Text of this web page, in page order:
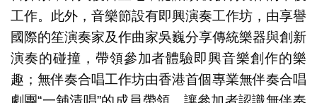
工作。此外，音樂節設有即興演奏工作坊，由享譽
國際的笙演奏家及作曲家吳巍分享傳統樂器與創新
演奏的碰撞，帶領參加者體驗即興音樂創作的樂
趣；無伴奏合唱工作坊由香港首個專業無伴奏合唱